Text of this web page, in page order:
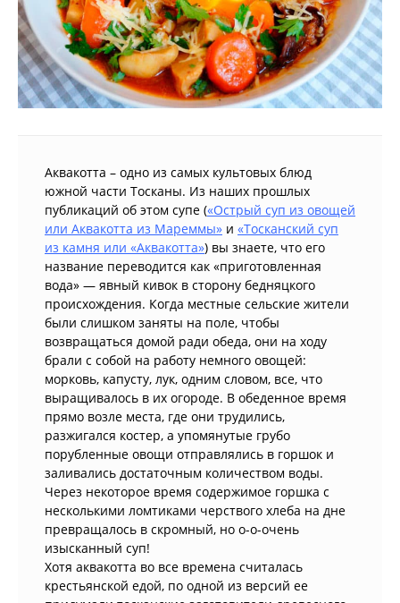
Аквакотта – одно из самых культовых блюд
южной части Тосканы. Из наших прошлых
публикаций об этом супе («Острый суп из овощей
или Аквакотта из Мареммы» и «Тосканский суп
из камня или «Аквакотта») вы знаете, что его
название переводится как «приготовленная
вода» — явный кивок в сторону бедняцкого
происхождения. Когда местные сельские жители
были слишком заняты на поле, чтобы
возвращаться домой ради обеда, они на ходу
брали с собой на работу немного овощей:
морковь, капусту, лук, одним словом, все, что
выращивалось в их огороде. В обеденное время
прямо возле места, где они трудились,
разжигался костер, а упомянутые грубо
порубленные овощи отправлялись в горшок и
заливались достаточным количеством воды.
Через некоторое время содержимое горшка с
несколькими ломтиками черствого хлеба на дне
превращалось в скромный, но о-о-очень
изысканный суп!
Хотя аквакотта во все времена считалась
крестьянской едой, по одной из версий ее